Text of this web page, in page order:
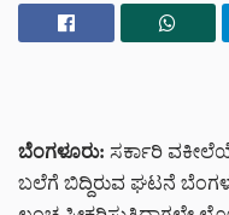
ಬೆಂಗಳೂರು: ಸರ್ಕಾರಿ
ಬಲೆಗೆ ಬಿದ್ದಿರುವ ಘಟನೆ